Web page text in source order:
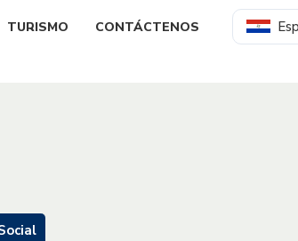
TURISMO CONTÁCTENOS